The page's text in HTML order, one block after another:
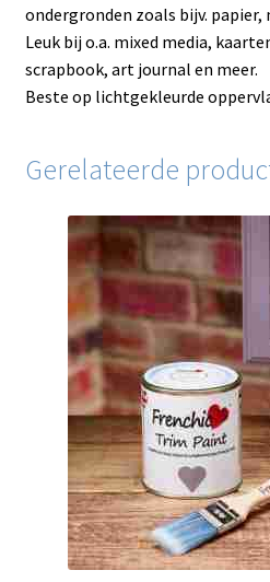
ondergronden zoals bijv. papier,
Leuk bij o.a. mixed media,
scrapbook, art journal en meer.
Beste op lichtgekleurde
Gerelateerde